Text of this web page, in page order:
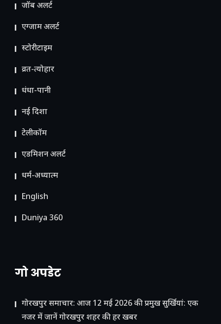
जॉब अलर्ट
एग्जाम अलर्ट
स्टोरीटाइम
व्रत-त्योहार
धंधा-पानी
नई दिशा
टेलीकॉम
ए​डमिशन अलर्ट
धर्म-अध्यात्म
English
Duniya 360
गो अपडेट
गोरखपुर समाचार: आज 12 मई 2026 की प्रमुख सुर्खियां: एक
नजर में जानें गोरखपुर शहर की हर खबर